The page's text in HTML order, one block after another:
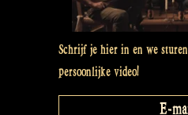
Schrijf je hier in en we
persoonlijke video!